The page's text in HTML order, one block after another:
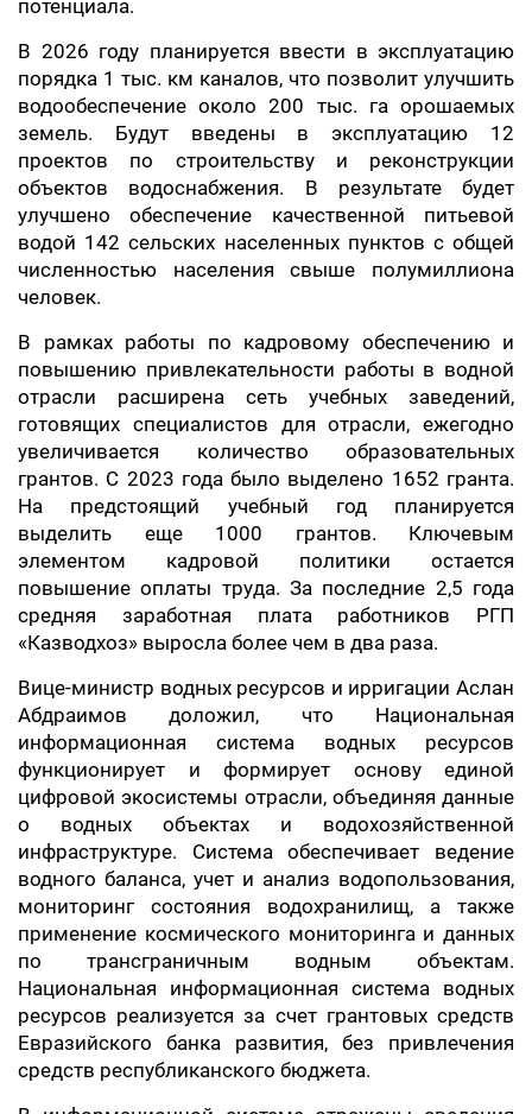
потенциала.
В 2026 году планируется ввести в эксплуатацию
порядка 1 тыс. км каналов, что позволит улучшить
водообеспечение около 200 тыс. га орошаемых
земель. Будут введены в эксплуатацию 12
проектов по строительству и реконструкции
объектов водоснабжения. В результате будет
улучшено обеспечение качественной питьевой
водой 142 сельских населенных пунктов с общей
численностью населения свыше полумиллиона
человек.
В рамках работы по кадровому обеспечению и
повышению привлекательности работы в водной
отрасли расширена сеть учебных заведений,
готовящих специалистов для отрасли, ежегодно
увеличивается количество образовательных
грантов. С 2023 года было выделено 1652 гранта.
На предстоящий учебный год планируется
выделить еще 1000 грантов. Ключевым
элементом кадровой политики остается
повышение оплаты труда. За последние 2,5 года
средняя заработная плата работников РГП
«Казводхоз» выросла более чем в два раза.
Вице-министр водных ресурсов и ирригации Аслан
Абдраимов доложил, что Национальная
информационная система водных ресурсов
функционирует и формирует основу единой
цифровой экосистемы отрасли, объединяя данные
о водных объектах и водохозяйственной
инфраструктуре. Система обеспечивает ведение
водного баланса, учет и анализ водопользования,
мониторинг состояния водохранилищ, а также
применение космического мониторинга и данных
по трансграничным водным объектам.
Национальная информационная система водных
ресурсов реализуется за счет грантовых средств
Евразийского банка развития, без привлечения
средств республиканского бюджета.